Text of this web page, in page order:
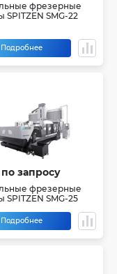
фрезерные
SPITZEN SMG-22
Подробнее
запросу
фрезерные
SPITZEN SMG-25
Подробнее